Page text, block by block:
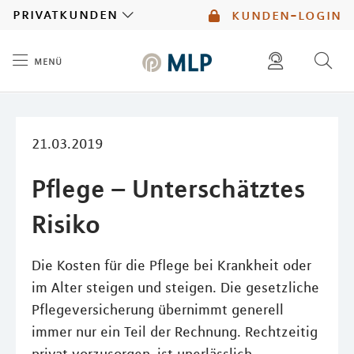
kunden-login
privatkunden
menü
21.03.2019
Pflege – Unterschätztes
Risiko
Die Kosten für die Pflege bei Krankheit oder
im Alter steigen und steigen. Die gesetzliche
Pflegeversicherung übernimmt generell
immer nur ein Teil der Rechnung. Rechtzeitig